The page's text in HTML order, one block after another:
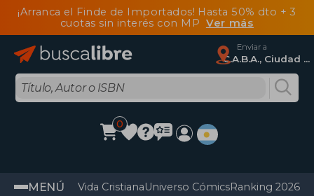
¡Arranca el Finde de Importados! Hasta 50% dto + 3
cuotas sin interés con MP Ver más
Enviar a
C.A.B.A., Ciudad Autónoma De Buenos Aires
0
MENÚ Vida CristianaUniverso CómicsRanking 2026